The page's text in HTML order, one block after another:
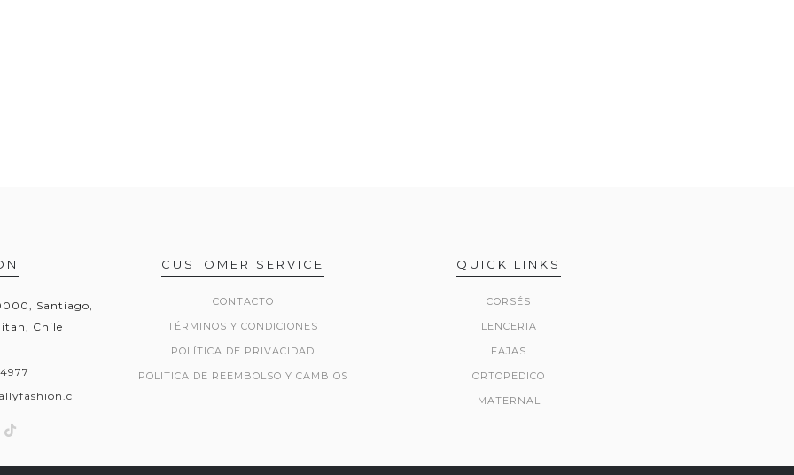
Santiago,
Chile
CUSTOMER SERVICE
CONTACTO
TÉRMINOS Y CONDICIONES
POLÍTICA DE PRIVACIDAD
POLITICA DE REEMBOLSO Y CAMBIOS
QUICK LINKS
CORSÉS
LENCERIA
FAJAS
ORTOPEDICO
MATERNAL